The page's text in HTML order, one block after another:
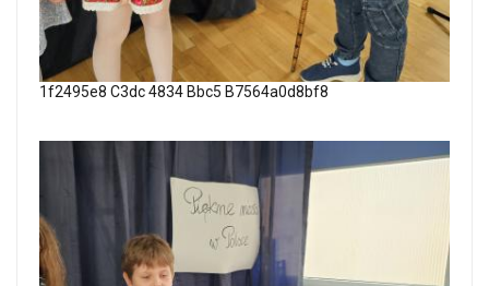
1f2495e8 C3dc 4834 Bbc5 B7564a0d8bf8